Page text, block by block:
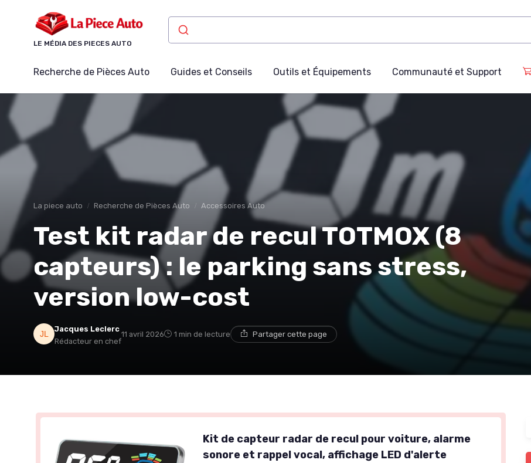
LE MÉDIA DES PIECES AUTO
Recherche de Pièces Auto Guides et Conseils Outils et Équipements Communauté et Support
La piece auto Recherche de Pièces Auto Accessoires Auto
Test kit radar de recul TOTMOX (8
capteurs) : le parking sans stress,
version low-cost
Jacques Leclerc
Rédacteur en chef
11 avril 2026 1 min de lecture Partager cette page
Kit de capteur radar de recul pour voiture, alarme
sonore et rappel vocal, affichage LED d'alerte